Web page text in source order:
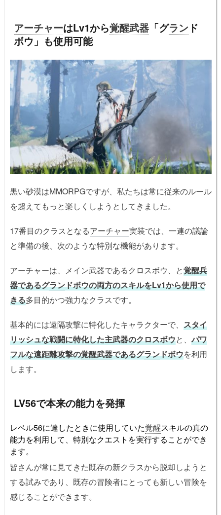
アーチャーはLv1から覚醒武器 「グラン ド
ボウ」も使用可能
黒い砂漠はMMORPGですが、私たちは常に従来のルール
を超えてもっと楽しくしようとしてきました。
17番目のクラスとなるアーチャー実装では、一連の議論
と準備の後、次のような特別な機能があります。
アーチャーは、 メイン武器であるクロスボウ、と覚醒兵
器であるグランドボウの両方のスキルをLv1から使用で
きる多目的かつ強力なクラスです。
基本的には遠隔攻撃に特化したキャラクターで、 スタイ
リッシュな戦闘に特化した主武器のクロスボウと、 パワ
フルな遠距離攻撃の覚醒武器であるグランドボウを利用
します。
LV56で本来の能力を発揮
レベル56に達したときに使用していた覚醒スキルの真の
能力を利用して、特別なクエストを実行することができ
ます。
皆さんが常に見てきた既存の新クラスから脱却しようと
する試みであり、既存の冒険者にとっても新しい冒険を
感じることができます。